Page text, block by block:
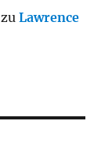
zuLawrence